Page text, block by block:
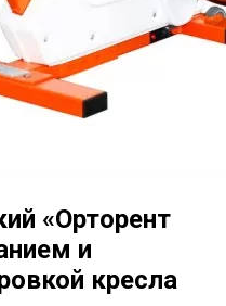
«Орторент
и
кресла